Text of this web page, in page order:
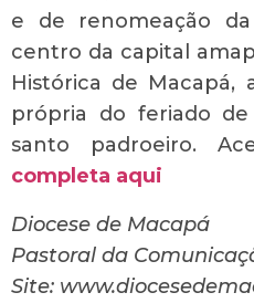
e de renomeação
centro da capital
Histórica de Macapá,
própria do feriado
santo padroeiro.
completa aqui
Diocese de Macapá
Pastoral da
Site: